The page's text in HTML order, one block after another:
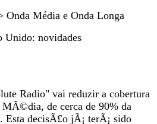
Onda Média e Onda Longa
novidades
Radio" vai reduzir a cobertura
de cerca de 90% da
Esta decisÃ£o jÃ¡ terÃ¡ sido